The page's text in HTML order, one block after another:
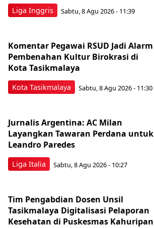
Liga Inggris Sabtu, 8 Agu 2026 - 11:39
Kota Tasikmalaya
Komentar Pegawai RSUD Jadi Alarm
Pembenahan Kultur Birokrasi di
Kota Tasikmalaya
Sabtu, 8 Agu 2026 - 11:30
Liga Italia
Jurnalis Argentina: AC Milan
Layangkan Tawaran Perdana untuk
Leandro Paredes
Sabtu, 8 Agu 2026 - 10:27
Tim Pengabdian Dosen Unsil
Tasikmalaya Digitalisasi Pelaporan
Kesehatan di Puskesmas Kahuripan